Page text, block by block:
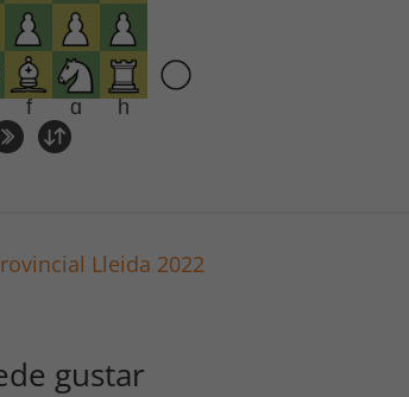
f g h
Lleida 2022
gustar